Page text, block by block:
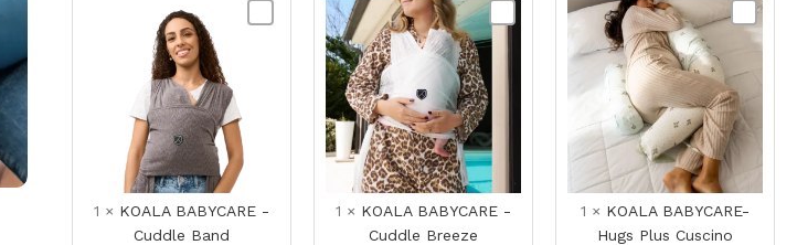
BABYCARE
1 × KOALA BABYCARE -
Cuddle Band
BABYCARE
Cuddle
1 × KOALA BABYCARE -
Cuddle Breeze
KOALA
Cuscino
con
1 × KOALA BABYCARE-
Hugs Plus Cuscino